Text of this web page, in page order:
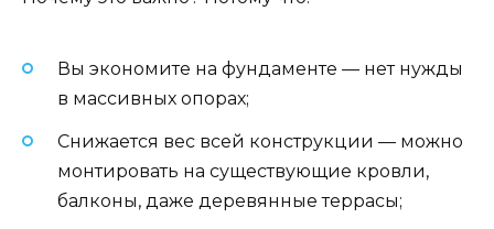
Вы экономите на фундаменте — нет нужды
в массивных опорах;
Снижается вес всей конструкции — можно
монтировать на существующие кровли,
балконы, даже деревянные террасы;